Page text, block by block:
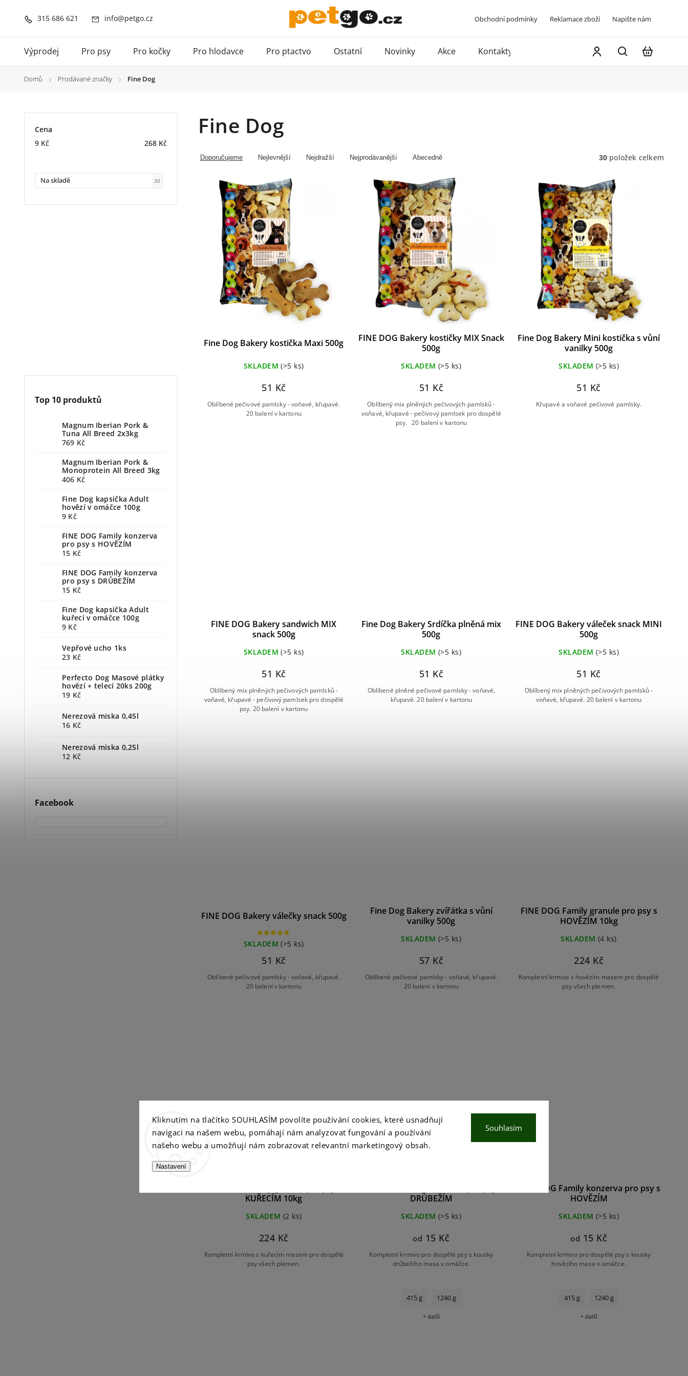
Kliknutím na tlačítko SOUHLASÍM povolíte používání cookies, které usnadňují
navigaci na našem webu, pomáhají nám analyzovat fungování a používání
našeho webu a umožňují nám zobrazovat relevantní marketingový obsah.
Nastavení
Souhlasím
315 686 621 info@petgo.cz Obchodní podmínky Reklamace zboží Napište nám
Výprodej Pro psy Pro kočky Pro hlodavce Pro ptactvo Ostatní Novinky Akce Kontakty
Domů / Prodávané značky / Fine Dog
Cena
9 Kč 268 Kč
Na skladě 30
Top 10 produktů
Magnum Iberian Pork &
Tuna All Breed 2x3kg
769 Kč
Magnum Iberian Pork &
Monoprotein All Breed 3kg
406 Kč
Fine Dog kapsička Adult
hovězí v omáčce 100g
9 Kč
FINE DOG Family konzerva
pro psy s HOVĚZÍM
15 Kč
FINE DOG Family konzerva
pro psy s DRŮBEŽÍM
15 Kč
Fine Dog kapsička Adult
kuřecí v omáčce 100g
9 Kč
Vepřové ucho 1ks
23 Kč
Perfecto Dog Masové plátky
hovězí + telecí 20ks 200g
19 Kč
Nerezová miska 0,45l
16 Kč
Nerezová miska 0,25l
12 Kč
Facebook
Fine Dog
Doporučujeme Nejlevnější Nejdražší Nejprodávanější Abecedně 30 položek celkem
Fine Dog Bakery kostička Maxi 500g
SKLADEM (>5 ks)
51 Kč
Oblíbené pečivové pamlsky - voňavé, křupavé.
20 balení v kartonu
FINE DOG Bakery kostičky MIX Snack
500g
SKLADEM (>5 ks)
51 Kč
Oblíbený mix plněných pečivových pamlsků -
voňavé, křupavé - pečivový pamlsek pro dospělé
psy. 20 balení v kartonu
Fine Dog Bakery Mini kostička s vůní
vanilky 500g
SKLADEM (>5 ks)
51 Kč
Křupavé a voňavé pečivové pamlsky.
FINE DOG Bakery sandwich MIX
snack 500g
SKLADEM (>5 ks)
51 Kč
Oblíbený mix plněných pečivových pamlsků -
voňavé, křupavé - pečivový pamlsek pro dospělé
psy. 20 balení v kartonu
Fine Dog Bakery Srdíčka plněná mix
500g
SKLADEM (>5 ks)
51 Kč
Oblíbené plněné pečivové pamlsky - voňavé,
křupavé. 20 balení v kartonu
FINE DOG Bakery váleček snack MINI
500g
SKLADEM (>5 ks)
51 Kč
Oblíbený mix plněných pečivových pamlsků -
voňavé, křupavé. 20 balení v kartonu
FINE DOG Bakery válečky snack 500g
SKLADEM (>5 ks)
51 Kč
Oblíbené pečivové pamlsky - voňavé, křupavé.
20 balení v kartonu
Fine Dog Bakery zvířátka s vůní
vanilky 500g
SKLADEM (>5 ks)
57 Kč
Oblíbené pečivové pamlsky - voňavé, křupavé.
20 balení v kartonu
FINE DOG Family granule pro psy s
HOVĚZÍM 10kg
SKLADEM (4 ks)
224 Kč
Kompletní krmivo s hovězím masem pro dospělé
psy všech plemen.
KUŘECÍM 10kg
SKLADEM (2 ks)
224 Kč
Kompletní krmivo s kuřecím masem pro dospělé
psy všech plemen.
DRŮBEŽÍM
SKLADEM (>5 ks)
od 15 Kč
Kompletní krmivo pro dospělé psy s kousky
drůbežího masa v omáčce.
415 g 1240 g
+ další
FINE DOG Family konzerva pro psy s
HOVĚZÍM
SKLADEM (>5 ks)
od 15 Kč
Kompletní krmivo pro dospělé psy s kousky
hovězího masa v omáčce.
415 g 1240 g
+ další